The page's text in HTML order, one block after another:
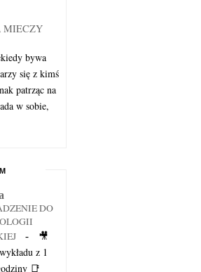
MIECZY
bywa
się z kimś
patrząc na
w sobie,
DO
-
🎥
z 1
📑